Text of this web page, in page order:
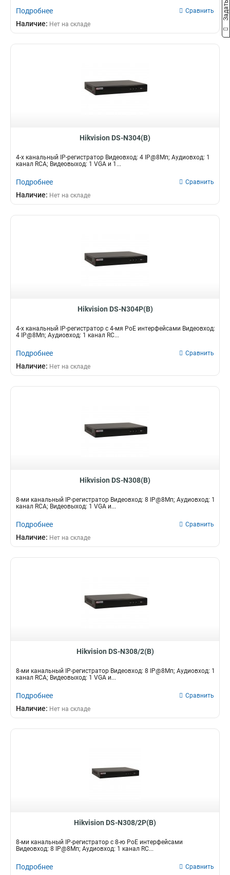
Подробнее Сравнить
Наличие: Нет на складе
Hikvision DS-N304(B)
4-х канальный IP-регистратор Видеовход: 4 IP@8Мп; Аудиовход: 1
канал RCA; Видеовыход: 1 VGA и 1...
Подробнее Сравнить
Наличие: Нет на складе
Hikvision DS-N304P(B)
4-х канальный IP-регистратор c 4-мя PoE интерфейсами Видеовход:
4 IP@8Мп; Аудиовход: 1 канал RC...
Подробнее Сравнить
Наличие: Нет на складе
Hikvision DS-N308(B)
8-ми канальный IP-регистратор Видеовход: 8 IP@8Мп; Аудиовход: 1
канал RCA; Видеовыход: 1 VGA и...
Подробнее Сравнить
Наличие: Нет на складе
Hikvision DS-N308/2(B)
8-ми канальный IP-регистратор Видеовход: 8 IP@8Мп; Аудиовход: 1
канал RCA; Видеовыход: 1 VGA и...
Подробнее Сравнить
Наличие: Нет на складе
Hikvision DS-N308/2P(B)
8-ми канальный IP-регистратор c 8-ю PoE интерфейсами
Видеовход: 8 IP@8Мп; Аудиовход: 1 канал RC...
Подробнее Сравнить